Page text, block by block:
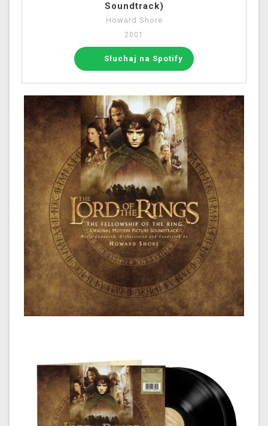
Soundtrack)
Howard Shore
2001
Słuchaj na Spotify